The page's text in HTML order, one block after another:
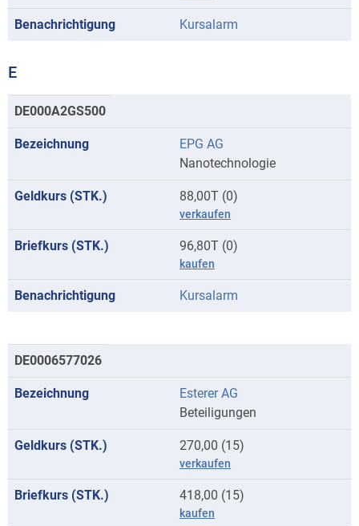
Kursalarm
E
Kurse
mit
Anfangsbuchstaben
DE000A2GS500
EPG AG
Nanotechnologie
88,00T (0)
verkaufen
96,80T (0)
kaufen
Kursalarm
DE0006577026
Esterer AG
Beteiligungen
270,00 (15)
verkaufen
418,00 (15)
kaufen